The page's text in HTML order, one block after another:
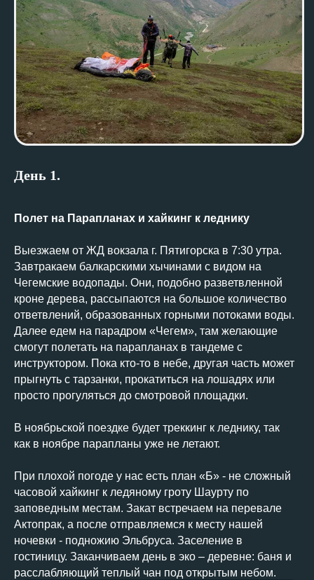
День 1.
Полет на Парапланах и хайкинг к леднику
Выезжаем от ЖД вокзала г. Пятигорска в 7:30 утра.
Завтракаем балкарскими хычинами с видом на
Чегемские водопады. Они, подобно разветвленной
кроне дерева, рассыпаются на большое количество
ответвлений, образованных горными потоками воды.
Далее едем на парадром «Чегем», там желающие
смогут полетать на парапланах в тандеме с
инструктором. Пока кто-то в небе, другая часть может
прыгнуть с тарзанки, прокатиться на лошадях или
просто прогуляться до смотровой площадки.
В ноябрьской поездке будет треккинг к леднику, так
как в ноябре парапланы уже не летают.
При плохой погоде у нас есть план «Б» - не сложный
часовой хайкинг к ледяному гроту Шаурту по
заповедным местам. Закат встречаем на перевале
Актопрак, а после отправляемся к месту нашей
ночевки - подножию Эльбруса. Заселение в
гостиницу. Заканчиваем день в эко – деревне: баня и
расслабляющий теплый чан под открытым небом.